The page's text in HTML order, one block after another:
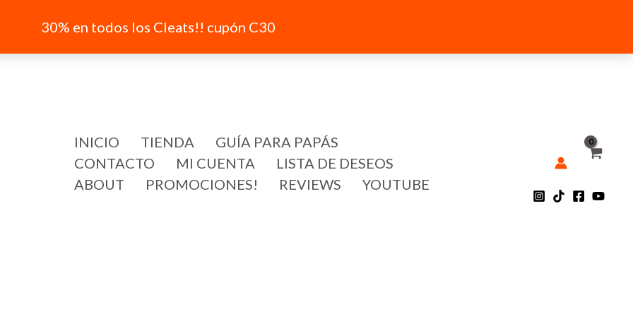
30% en todos los Cleats!! cupón C30
INICIO
TIENDA
GUÍA PARA PAPÁS
CONTACTO
MI CUENTA
LISTA DE DESEOS
ABOUT
PROMOCIONES! REVIEWS YOUTUBE